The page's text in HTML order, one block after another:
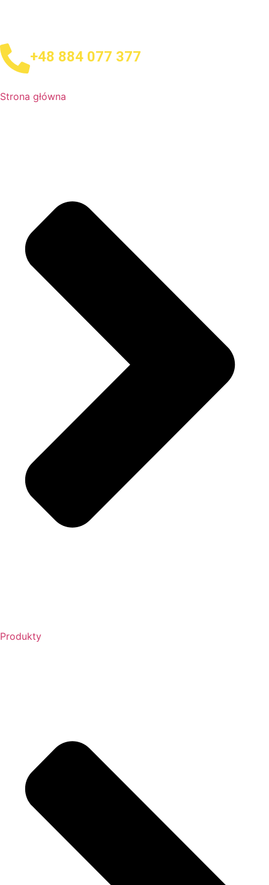
+48 884 077 377
Strona główna
Produkty